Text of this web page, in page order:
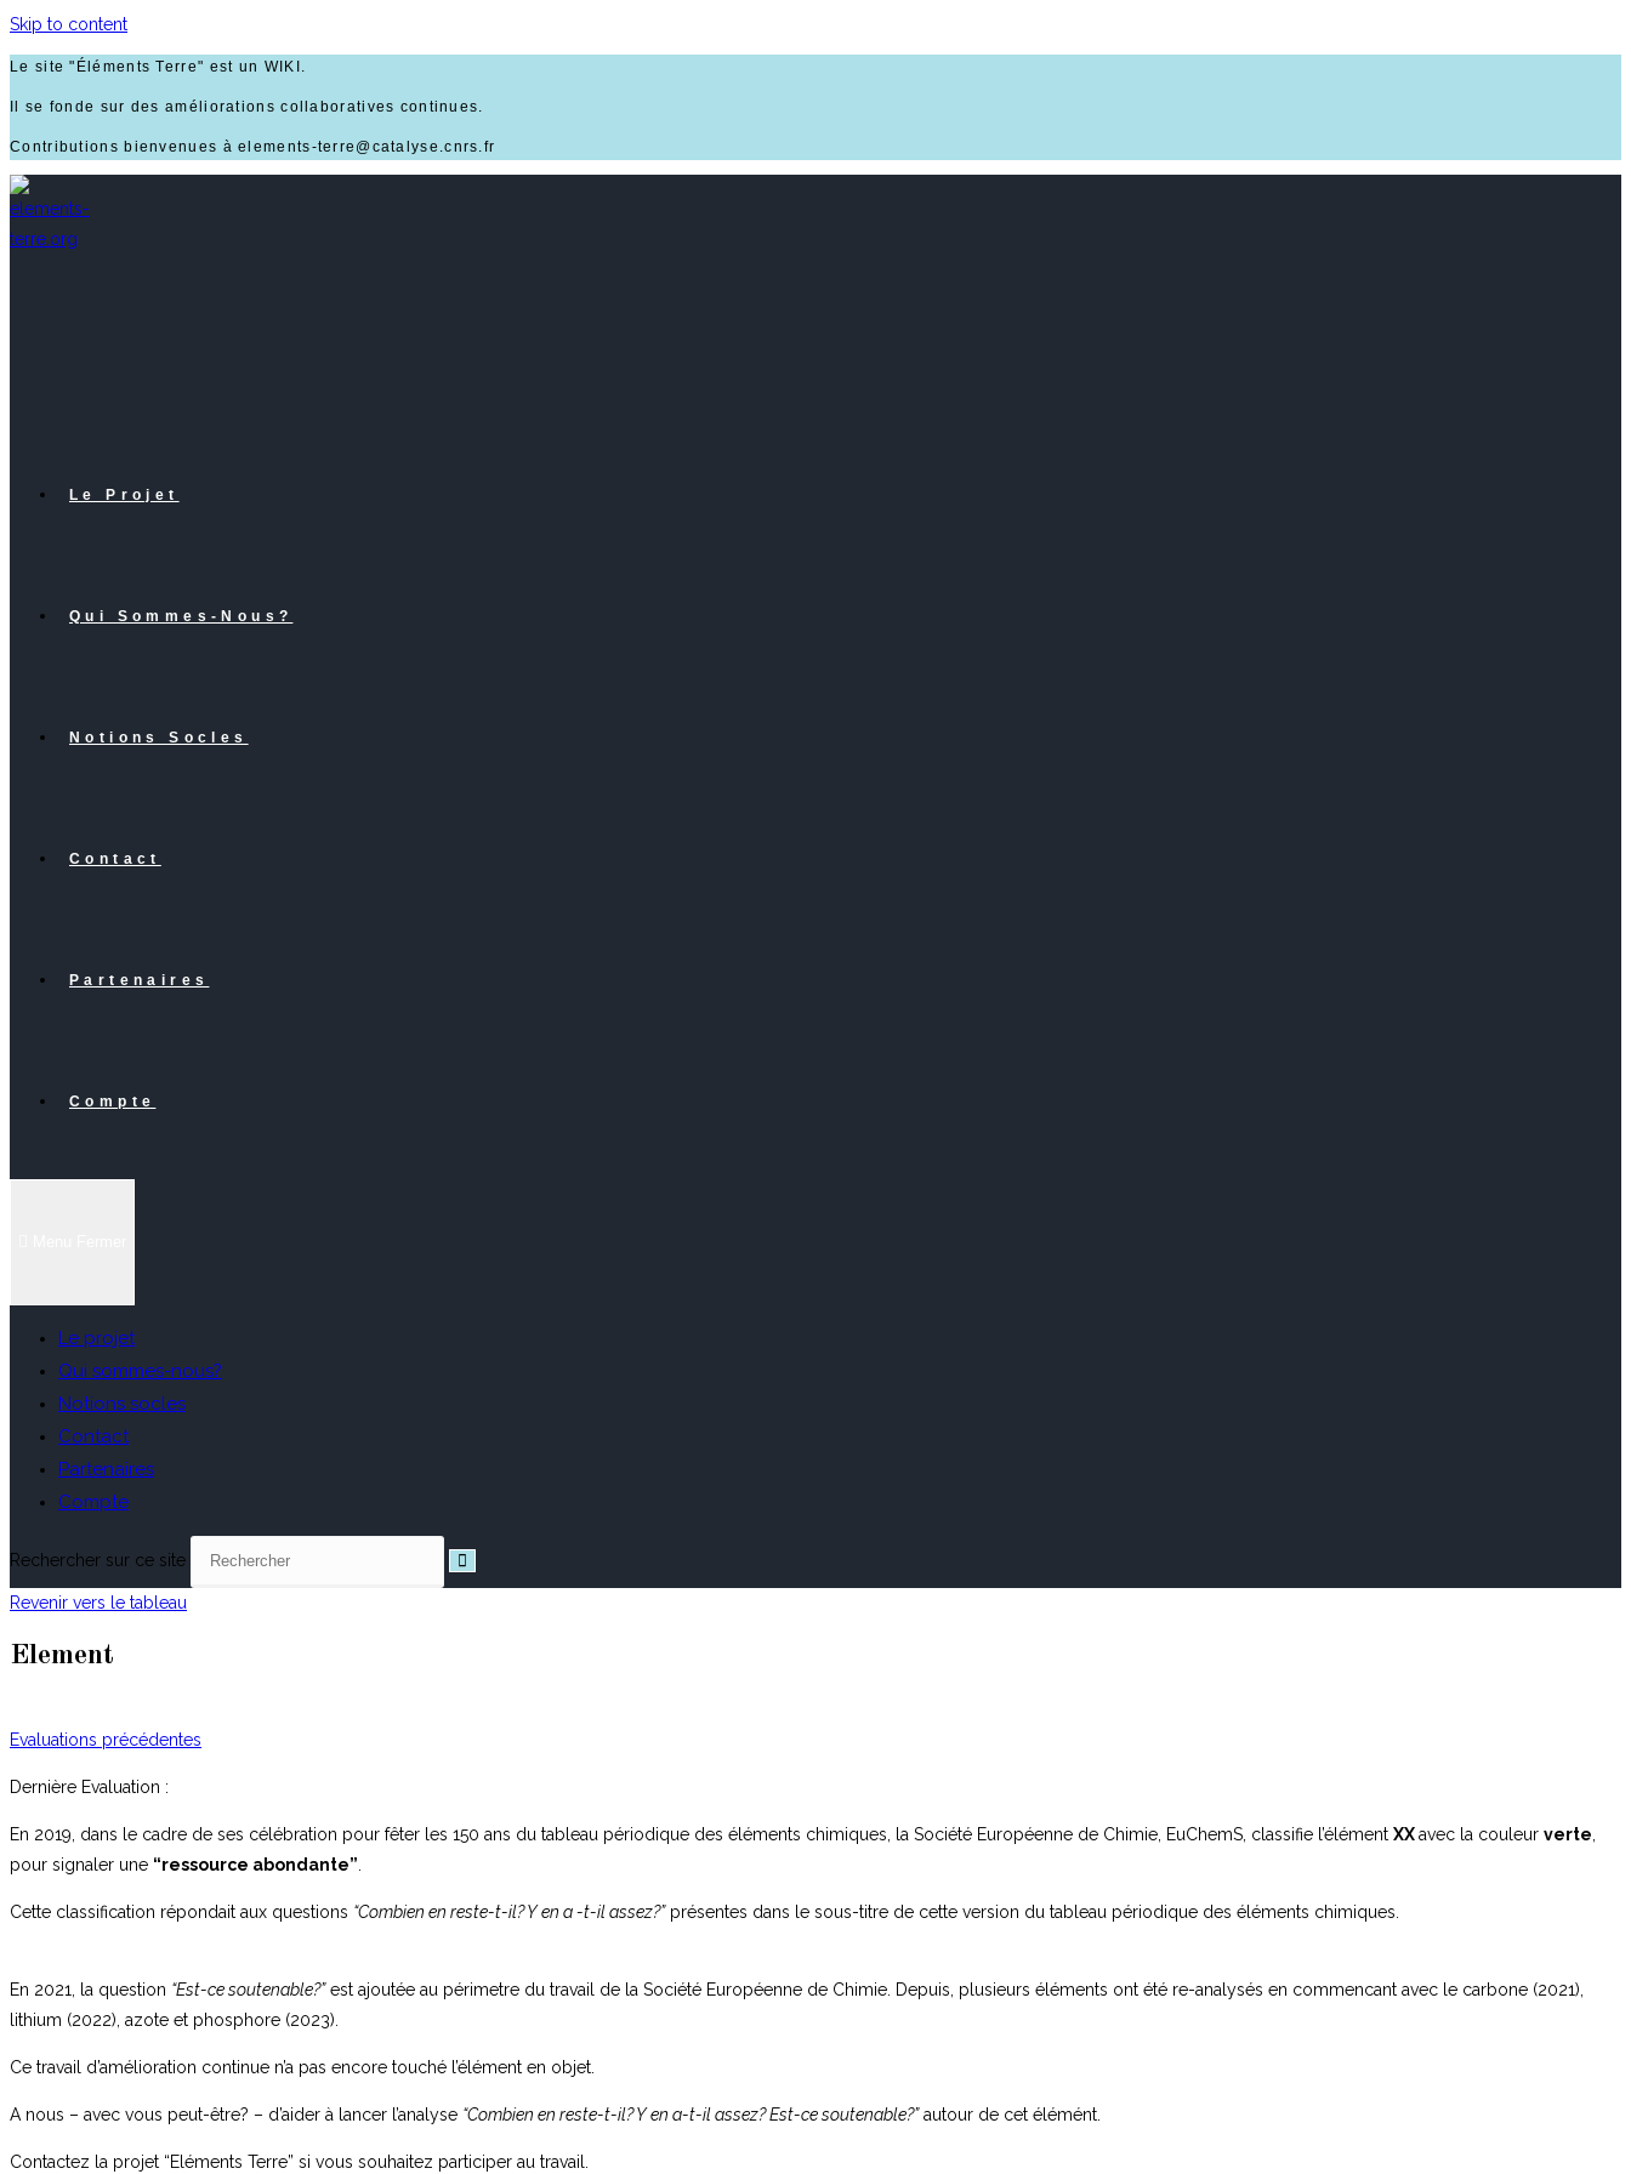
Skip to content
Le site "Éléments Terre" est un WIKI.
Il se fonde sur des améliorations collaboratives continues.
Contributions bienvenues à elements-terre@catalyse.cnrs.fr
Le Projet
Qui Sommes-Nous?
Notions Socles
Contact
Partenaires
Compte
Le projet
Qui sommes-nous?
Notions socles
Contact
Partenaires
Compte
Rechercher sur ce site
Revenir vers le tableau
Element
Evaluations précédentes
Dernière Evaluation :
En 2019, dans le cadre de ses célébration pour fêter les 150 ans du tableau périodique des éléments chimiques, la Société Européenne de Chimie, EuChemS, classifie l’élément XXavec la couleur verte
pour signaler une “ressource abondante”
Cette classification répondait aux questions “Combien en reste-t-il? Y en a -t-il assez?”présentes dans le sous-titre de cette version du tableau périodique des éléments chimiques.
En 2021, la question “Est-ce soutenable?”est ajoutée au périmetre du travail de la Société Européenne de Chimie. Depuis, plusieurs éléments ont été re-analysés en commencant avec le carbone (2021),
lithium (2022), azote et phosphore (2023).
Ce travail d’amélioration continue n’a pas encore touché l’élément en objet.
A nous – avec vous peut-être? – d’aider à lancer l’analyse “Combien en reste-t-il? Y en a-t-il assez? Est-ce soutenable?”autour de cet élémént.
Contactez la projet “Eléments Terre” si vous souhaitez participer au travail.